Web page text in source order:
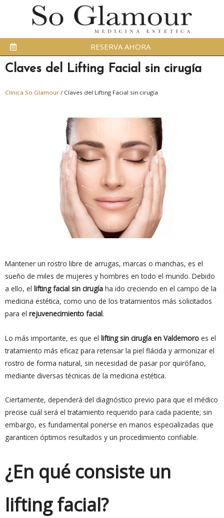
RESERVA AHORA
Claves del Lifting Facial sin cirugía
Clínica So Glamour / Claves del Lifting Facial sin cirugía
Mantener un rostro libre de arrugas, marcas o manchas, es el
sueño de miles de mujeres y hombres en todo el mundo. Debido
a ello, el lifting facial sin cirugía ha ido creciendo en el campo de la
medicina estética, como uno de los tratamientos más solicitados
para el rejuvenecimiento facial.
Lo más importante, es que el lifting sin cirugía en Valdemoro es el
tratamiento más eficaz para retensar la piel flácida y armonizar el
rostro de forma natural, sin necesidad de pasar por quirófano,
mediante diversas técnicas de la medicina estética.
Ciertamente, dependerá del diagnóstico previo para que el médico
precise cuál será el tratamiento requerido para cada paciente; sin
embargo, es fundamental ponerse en manos especializadas que
garanticen óptimos resultados y un procedimiento confiable.
¿En qué consiste un
lifting facial?